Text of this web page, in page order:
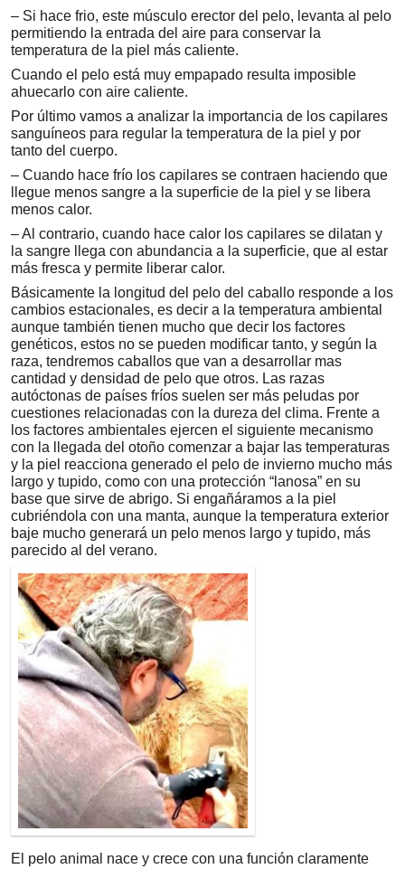
– Si hace frio, este músculo erector del pelo, levanta al pelo
permitiendo la entrada del aire para conservar la
temperatura de la piel más caliente.
Cuando el pelo está muy empapado resulta imposible
ahuecarlo con aire caliente.
Por último vamos a analizar la importancia de los capilares
sanguíneos para regular la temperatura de la piel y por
tanto del cuerpo.
– Cuando hace frío los capilares se contraen haciendo que
llegue menos sangre a la superficie de la piel y se libera
menos calor.
– Al contrario, cuando hace calor los capilares se dilatan y
la sangre llega con abundancia a la superficie, que al estar
más fresca y permite liberar calor.
Básicamente la longitud del pelo del caballo responde a los
cambios estacionales, es decir a la temperatura ambiental
aunque también tienen mucho que decir los factores
genéticos, estos no se pueden modificar tanto, y según la
raza, tendremos caballos que van a desarrollar mas
cantidad y densidad de pelo que otros. Las razas
autóctonas de países fríos suelen ser más peludas por
cuestiones relacionadas con la dureza del clima. Frente a
los factores ambientales ejercen el siguiente mecanismo
con la llegada del otoño comenzar a bajar las temperaturas
y la piel reacciona generado el pelo de invierno mucho más
largo y tupido, como con una protección “lanosa” en su
base que sirve de abrigo. Si engañáramos a la piel
cubriéndola con una manta, aunque la temperatura exterior
baje mucho generará un pelo menos largo y tupido, más
parecido al del verano.
El pelo animal nace y crece con una función claramente